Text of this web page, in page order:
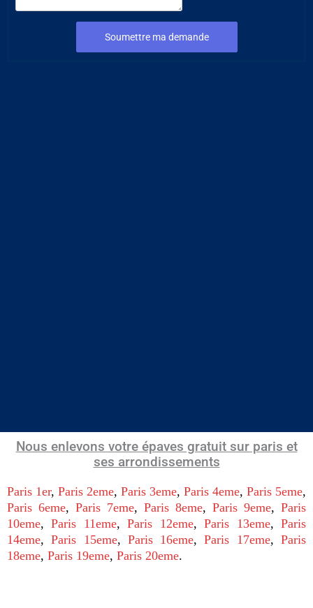
Soumettre ma demande
Nous enlevons votre épaves gratuit sur paris et
ses arrondissements
Paris 1er, Paris 2eme, Paris 3eme, Paris 4eme, Paris 5eme,
Paris 6eme, Paris 7eme, Paris 8eme, Paris 9eme, Paris
10eme,Paris 11eme,Paris 12eme,Paris 13eme,Paris
14eme,Paris 15eme, Paris 16eme,Paris 17eme,Paris
18eme, Paris 19eme, Paris 20eme.